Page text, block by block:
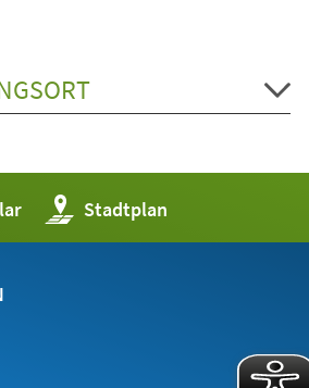
Stadtplan
(Öffnet
in
einem